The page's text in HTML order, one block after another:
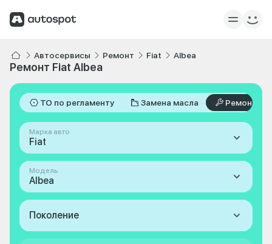
Автосервисы Ремонт Fiat Albea
Ремонт Fiat Albea
ТО по регламенту Замена масла Ремонт
Марка авто
Fiat
Модель
Albea
Поколение